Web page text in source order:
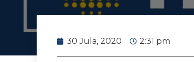
30 Jula, 2020 2:31 pm